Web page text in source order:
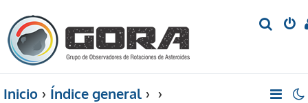
Inicio Índice general